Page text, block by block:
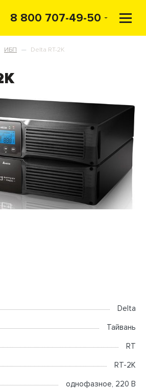
8 800 707-49-50
ИБП — Delta RT-2K
Delta
Тайвань
RT
RT-2K
однофазное, 220 В